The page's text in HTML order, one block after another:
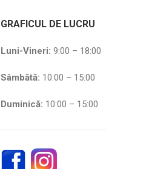
GRAFICUL DE LUCRU
Luni-Vineri: 9:00 – 18:00
Sâmbătă: 10:00 – 15:00
Duminică: 10:00 – 15:00